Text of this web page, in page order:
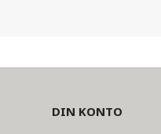
DIN KONTO